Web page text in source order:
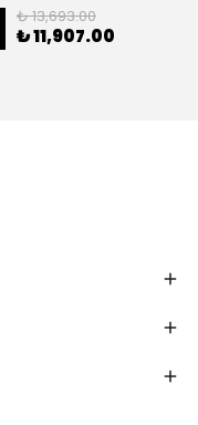
₺ 13,693.00
₺ 11,907.00